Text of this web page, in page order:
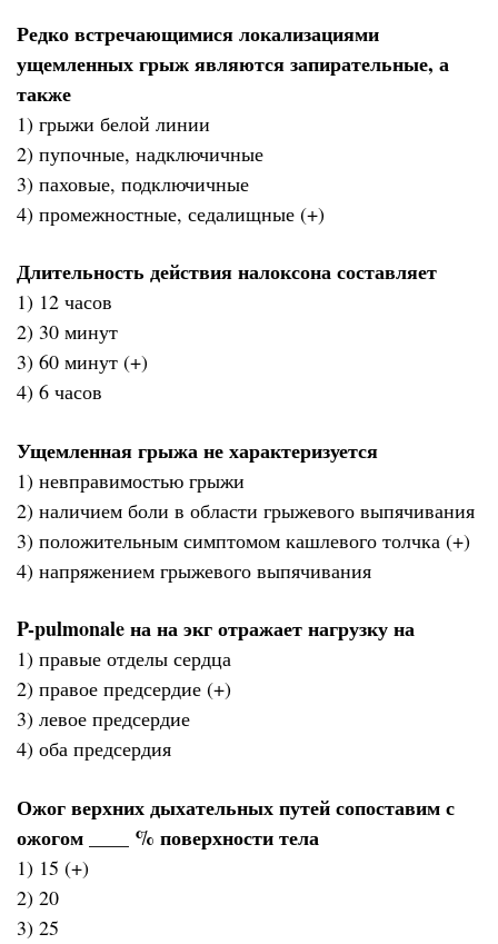
Редко встречающимися локализациями
ущемленных грыж являются запирательные, а
также
1) грыжи белой линии
2) пупочные, надключичные
3) паховые, подключичные
4) промежностные, седалищные (+)
Длительность действия налоксона составляет
1) 12 часов
2) 30 минут
3) 60 минут (+)
4) 6 часов
Ущемленная грыжа не характеризуется
1) невправимостью грыжи
2) наличием боли в области грыжевого выпячивания
3) положительным симптомом кашлевого толчка (+)
4) напряжением грыжевого выпячивания
P-pulmonale на на экг отражает нагрузку на
1) правые отделы сердца
2) правое предсердие (+)
3) левое предсердие
4) оба предсердия
Ожог верхних дыхательных путей сопоставим с
ожогом ____ % поверхности тела
1) 15 (+)
2) 20
3) 25